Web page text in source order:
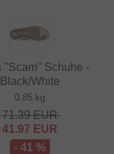
"Scam" Schuhe -
Black/White
0.85 kg
71.39EUR
41.97 EUR
- 41 %